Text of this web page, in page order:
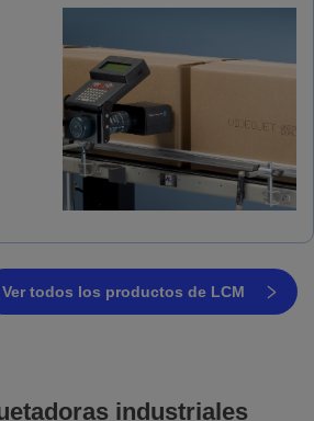
Ver todos los productos de LCM
industriales